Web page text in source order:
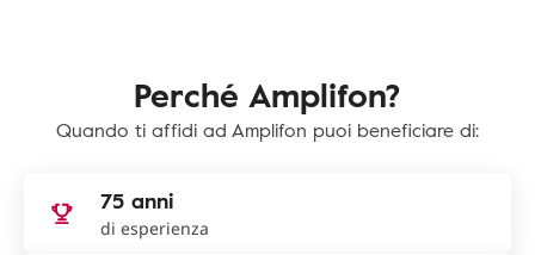
Perché Amplifon?
Quando ti affidi ad Amplifon puoi beneficiare di:
75 anni
di esperienza